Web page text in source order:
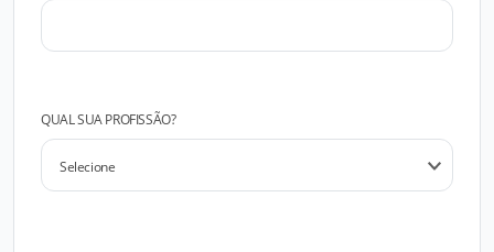
QUAL SUA PROFISSÃO?